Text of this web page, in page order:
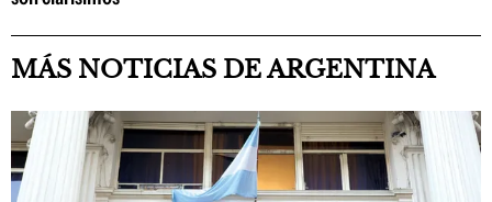
MÁS NOTICIAS DE ARGENTINA